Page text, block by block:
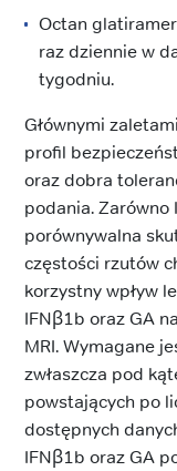
Octan
raz dziennie w
tygodniu.
Głównymi
profil
oraz dobra
podania. Zarówno
porównywalna
częstości rzutów
korzystny wpływ
IFNβ1b oraz GA
MRI. Wymagane
zwłaszcza pod
powstających po
dostępnych
IFNβ1b oraz GA